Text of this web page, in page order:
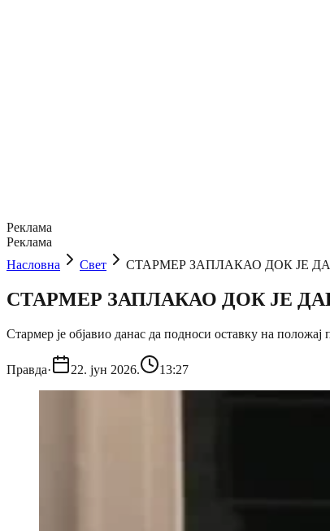
Реклама
Реклама
Насловна
Свет СТАРМЕР ЗАПЛАКАО ДОК ЈЕ
СТАРМЕР ЗАПЛАКАО ДОК ЈЕ
Стармер је објавио данас да подноси оставку на
Правда· 22. јун 2026. 13:27